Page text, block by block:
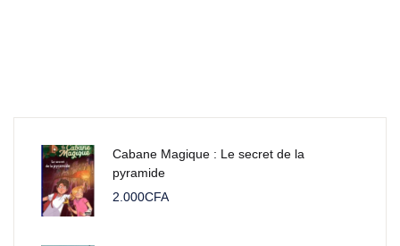
Cabane Magique : Le secret de la
pyramide
2.000CFA